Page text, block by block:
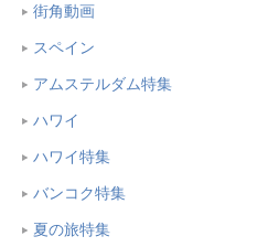
街角動画
スペイン
アムステルダム特集
ハワイ
ハワイ特集
バンコク特集
夏の旅特集